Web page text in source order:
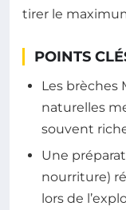
tirer le
POINTS
Les brèches
naturelles
souvent
Une
nourriture)
lors de